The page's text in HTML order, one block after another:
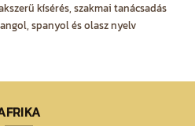
kísérés, szakmai tanácsadás
spanyol és olasz nyelv